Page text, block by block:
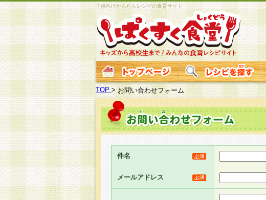
子供向けかんたんレシピの食育サイト
TOP >お問い合わせフォーム
件名
メールアドレス